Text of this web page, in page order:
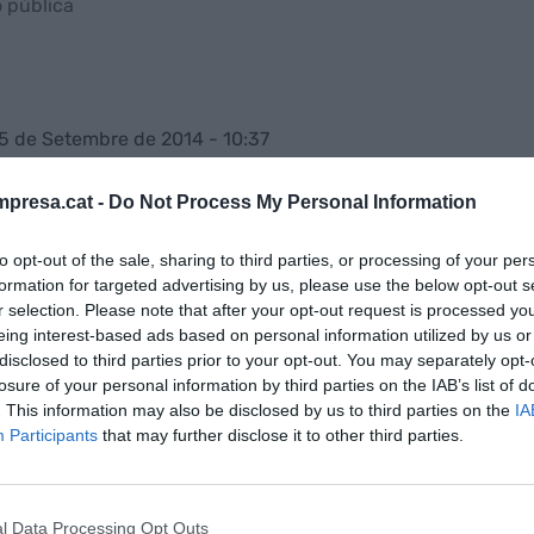
- Do Not Process My Personal Information
opt-out of the sale, sharing to third parties, or processing of your
for targeted advertising by us, please use the below opt-out
selection. Please note that after your opt-out request is processed
interest-based ads based on personal information utilized by us
to third parties prior to your opt-out. You may separately
of your personal information by third parties on the IAB’s list of
This information may also be disclosed by us to third parties on the
Participants that may further disclose it to other third parties.
Data Processing Opt Outs
pública
de Setembre de 2014 - 10:37
d'alta velocitat. El nombre de
crescut un 15,5% mentre que els passatgers
d'Estadística (INE), més de 3 milions
aerien aquest mes i un total de 2,7 milions han
(inclou l'AVE) per als seus desplaçaments.
i transport marítim
ferrocarrilhan decrescut un 3,3%, amb 44